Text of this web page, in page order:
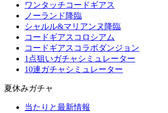
ワンタッチコードギアス
ノーランド降臨
シャルル&マリアンヌ降臨
コードギアスコロシアム
コードギアスコラボダンジョン
1点狙いガチャシミュレーター
10連ガチャシミュレーター
夏休みガチャ
当たりと最新情報